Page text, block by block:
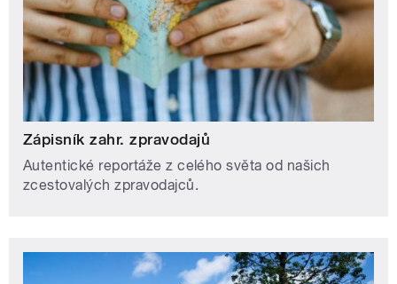
Zápisník zahr. zpravodajů
Autentické reportáže z celého světa od našich
zcestovalých zpravodajců.